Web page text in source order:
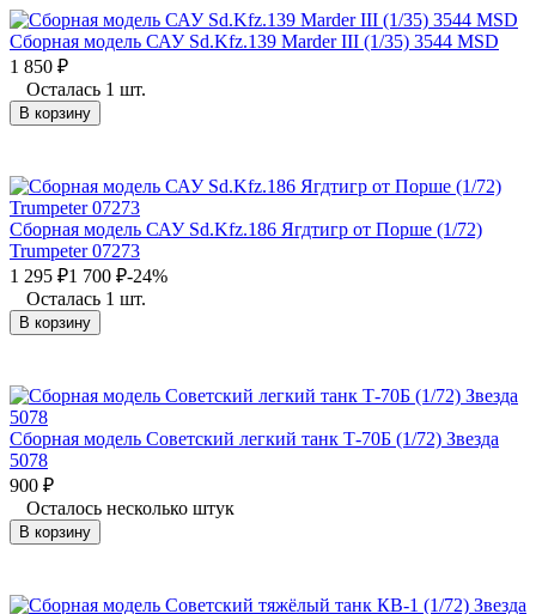
Сборная модель САУ Sd.Kfz.139 Marder III (1/35) 3544 MSD
1 850 ₽
Осталась 1 шт.
В корзину
Сборная модель САУ Sd.Kfz.186 Ягдтигр от Порше (1/72)
Trumpeter 07273
1 295 ₽1 700 ₽-24%
Осталась 1 шт.
В корзину
Сборная модель Советский легкий танк Т-70Б (1/72) Звезда
5078
900 ₽
Осталось несколько штук
В корзину